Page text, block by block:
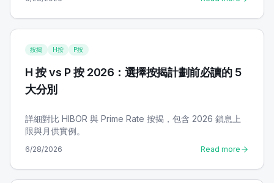
按揭 H按 P按
H 按 vs P 按 2026：選擇按揭計劃前必讀的 5
大分別
詳細對比 HIBOR 與 Prime Rate 按揭，包含 2026 鎖息上
限與月供實例。
6/28/2026 Read more